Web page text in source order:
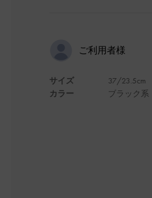
ご利用者様
サイズ
カラー
37/23.5cm
ブラック系